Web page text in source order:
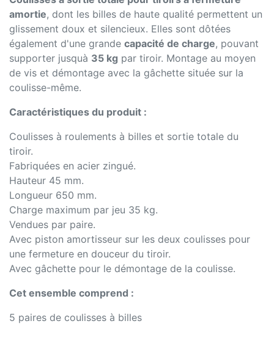
amortie, dont les billes de haute qualité permettent un
glissement doux et silencieux. Elles sont dôtées
également d'une grande capacité de charge, pouvant
supporter jusquà 35 kg par tiroir. Montage au moyen
de vis et démontage avec la gâchette située sur la
coulisse-même.
Caractéristiques du produit :
Coulisses à roulements à billes et sortie totale du
tiroir.
Fabriquées en acier zingué.
Hauteur 45 mm.
Longueur 650 mm.
Charge maximum par jeu 35 kg.
Vendues par paire.
Avec piston amortisseur sur les deux coulisses pour
une fermeture en douceur du tiroir.
Avec gâchette pour le démontage de la coulisse.
Cet ensemble comprend :
5 paires de coulisses à billes